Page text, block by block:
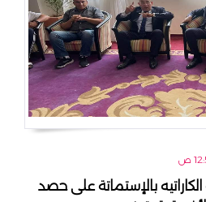
بالإستماتة على حصد